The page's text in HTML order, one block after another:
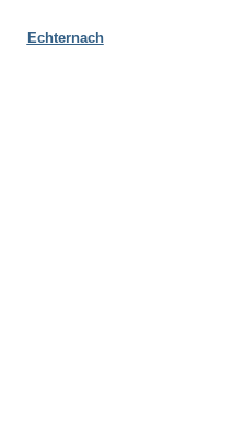
Echternach